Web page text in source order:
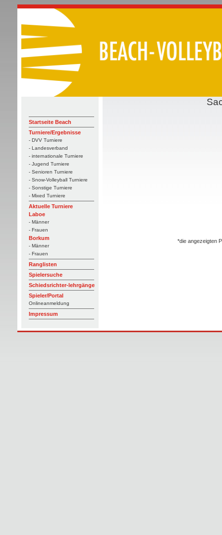
Startseite Beach
Turniere/Ergebnisse
- DVV Turniere
- Landesverband
- internationale Turniere
- Jugend Turniere
- Senioren Turniere
- Snow-Volleyball Turniere
- Sonstige Turniere
- Mixed Turniere
Aktuelle Turniere
Laboe
- Männer
- Frauen
Borkum
- Männer
- Frauen
Ranglisten
Spielersuche
Schiedsrichter-lehrgänge
Spieler/Portal
Onlineanmeldung
Impressum
*die angezeigten